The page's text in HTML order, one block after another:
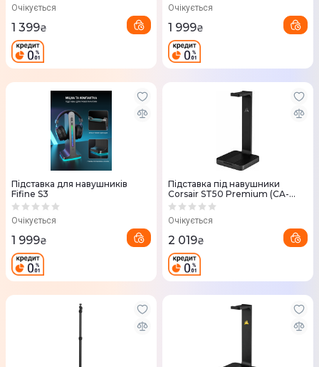
Очікується
1 399₴
Очікується
1 999₴
Підставка для навушників
Fifine S3
Очікується
1 999₴
Підставка під навушники
Corsair ST50 Premium (CA-
9011221-EU)
Очікується
2 019₴